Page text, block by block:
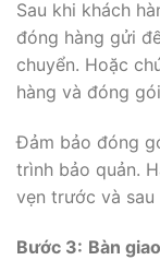
Sau khi khách
đóng hàng gửi
chuyển. Hoặc
hàng và đóng
Đảm bảo đóng
trình bảo quản.
vẹn trước và
Bước 3: Bàn